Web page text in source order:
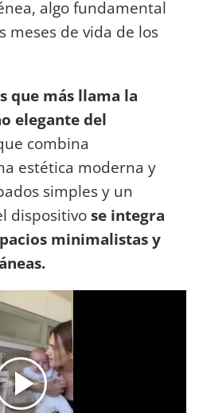
algo fundamental
de vida de los
que más llama la
elegante del
combina
estética moderna y
simples y un
dispositivose integra
minimalistas y